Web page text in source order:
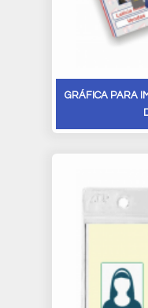
GRÁFICA PARA